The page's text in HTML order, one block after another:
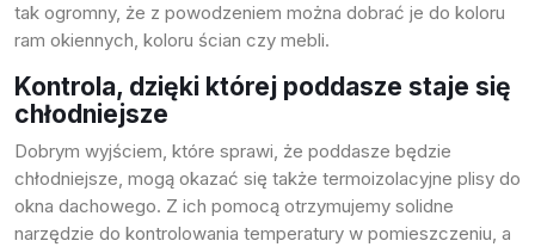
tak ogromny, że z powodzeniem można dobrać je do koloru
ram okiennych, koloru ścian czy mebli.
Kontrola, dzięki której poddasze staje się
chłodniejsze
Dobrym wyjściem, które sprawi, że poddasze będzie
chłodniejsze, mogą okazać się także termoizolacyjne plisy do
okna dachowego. Z ich pomocą otrzymujemy solidne
narzędzie do kontrolowania temperatury w pomieszczeniu, a